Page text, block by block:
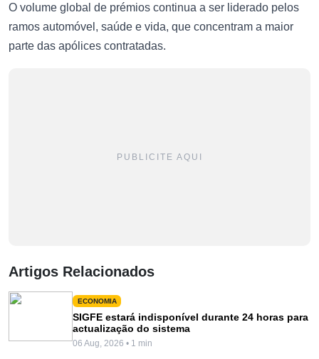
O volume global de prémios continua a ser liderado pelos
ramos automóvel, saúde e vida, que concentram a maior
parte das apólices contratadas.
PUBLICITE AQUI
Artigos Relacionados
ECONOMIA
SIGFE estará indisponível durante 24 horas para
actualização do sistema
06 Aug, 2026 • 1 min